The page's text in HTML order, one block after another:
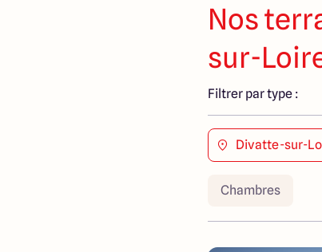
Nos
sur-
Filtrer par type :
Divatte-sur-
Chambres